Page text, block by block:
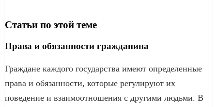
Статьи по этой теме
Права и обязанности гражданина
Граждане каждого государства имеют определенные
права и обязанности, которые регулируют их
поведение и взаимоотношения с другими людьми. В